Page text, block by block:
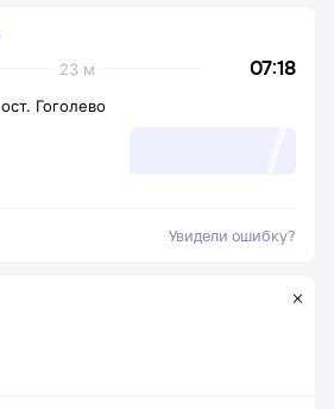
07:18
23 м
ост. Гоголево
Увидели ошибку?